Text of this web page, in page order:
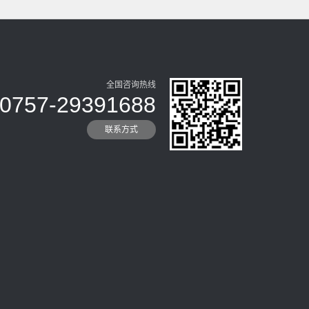
全国咨询热线
0757-29391688
联系方式